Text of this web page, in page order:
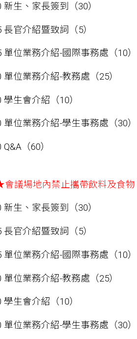
新生、家長簽到（30）
長官介紹暨致詞（5）
單位業務介紹-國際事務處（10）
單位業務介紹-教務處（25）
學生會介紹（10）
單位業務介紹-學生事務處（30）
（60）
議場地內禁止攜帶飲料及食物
新生、家長簽到（30）
長官介紹暨致詞（5）
單位業務介紹-國際事務處（10）
單位業務介紹-教務處（25）
學生會介紹（10）
單位業務介紹-學生事務處（30）